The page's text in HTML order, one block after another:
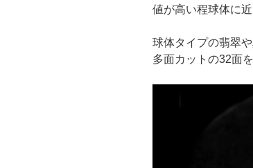
値が高い程球体に近
球体タイプの翡翠
多面カットの32面